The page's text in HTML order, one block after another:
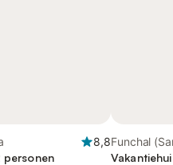
8,8
personen
Funchal
Madeira